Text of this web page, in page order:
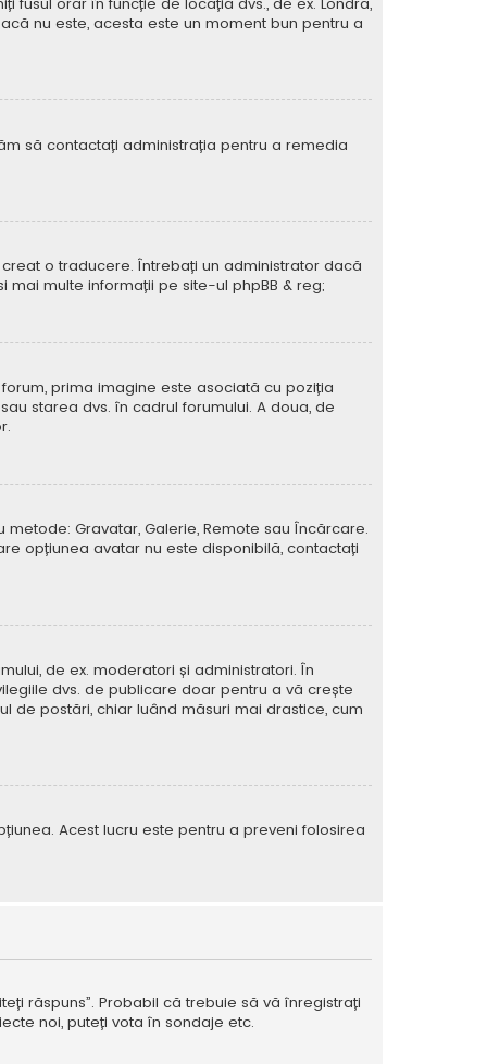
nu este, acesta este un moment bun pentru a
să contactați administrația pentru a remedia
o traducere. Întrebați un administrator dacă
mai multe informații pe site-ul phpBB & reg;
prima imagine este asociată cu poziția
starea dvs. în cadrul forumului. A doua, de
Gravatar, Galerie, Remote sau Încărcare.
opțiunea avatar nu este disponibilă, contactați
de ex. moderatori și administratori. În
dvs. de publicare doar pentru a vă crește
de postări, chiar luând măsuri mai drastice, cum
Acest lucru este pentru a preveni folosirea
răspuns”. Probabil că trebuie să vă înregistrați
noi, puteți vota în sondaje etc.